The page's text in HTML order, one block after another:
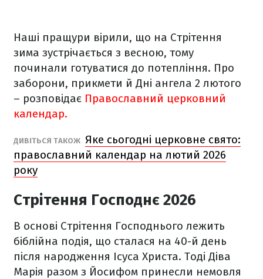
Наші пращури вірили, що на Стрітення
зима зустрічається з весною, тому
починали готуватися до потепління. Про
заборони, прикмети й Дні ангела 2 лютого
– розповідає Православний церковний
календар.
ДИВІТЬСЯ ТАКОЖ Яке сьогодні церковне свято:
православний календар на лютий 2026
року
Стрітення Господнє 2026
В основі Стрітення Господнього лежить
біблійна подія, що сталася на 40-й день
після народження Ісуса Христа. Тоді Діва
Марія разом з Йосифом принесли немовля